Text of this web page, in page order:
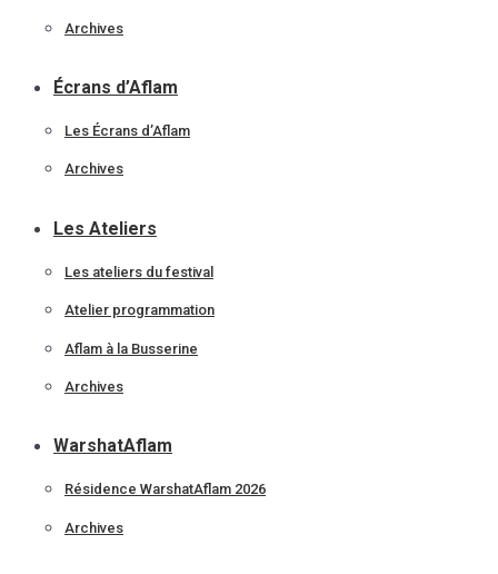
Archives
Écrans d’Aflam
Les Écrans d’Aflam
Archives
Les Ateliers
Les ateliers du festival
Atelier programmation
Aflam à la Busserine
Archives
WarshatAflam
Résidence WarshatAflam 2026
Archives